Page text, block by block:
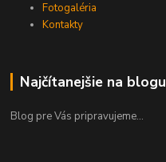
Fotogaléria
Kontakty
Najčítanejšie na blogu
Blog pre Vás pripravujeme...